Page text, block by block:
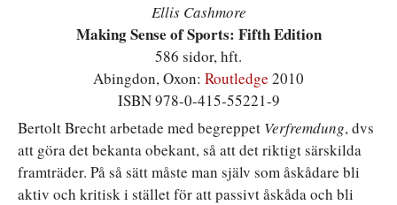
Ellis Cashmore
Making Sense of Sports: Fifth Edition
586 sidor, hft.
Abingdon, Oxon: Routledge 2010
ISBN 978-0-415-55221-9
Bertolt Brecht arbetade med begreppet Verfremdung, dvs
att göra det bekanta obekant, så att det riktigt särskilda
framträder. På så sätt måste man själv som åskådare bli
aktiv och kritisk i stället för att passivt åskåda och bli